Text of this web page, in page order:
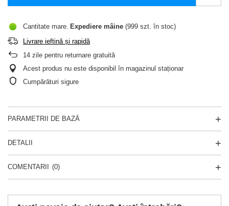
Cantitate mare Expediere mâine (999 szt. în stoc)
Livrare ieftină și rapidă
14 zile pentru returnare gratuită
Acest produs nu este disponibil în magazinul staționar
Cumpărături sigure
PARAMETRII DE BAZĂ
DETALII
COMENTARII (0)